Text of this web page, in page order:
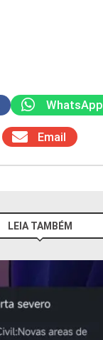
WhatsApp
Email
LEIA TAMBÉM